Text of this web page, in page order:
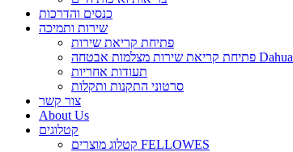
כנסים והדרכות
שירות ותמיכה
פתיחת קריאת שירות
פתיחת קריאת שירות מצלמות אבטחה Dahua
תעודות אחריות
סרטוני התקנות ותקלות
צור קשר
About Us
קטלוגים
קטלוג מוצרים FELLOWES